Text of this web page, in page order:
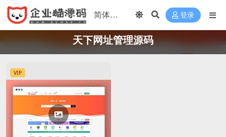
登录
天下网址管理源码
VIP